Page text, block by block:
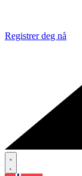
Registrer deg nå